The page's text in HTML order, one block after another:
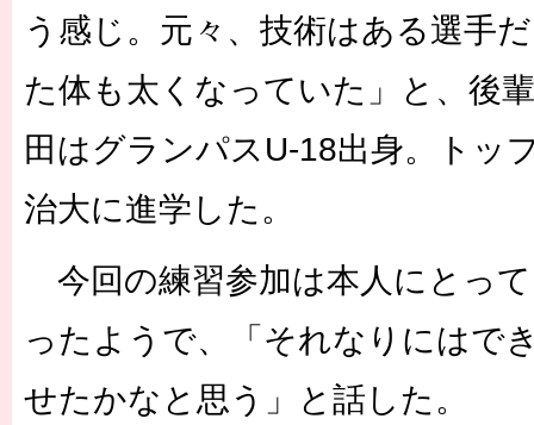
う感じ。元々、技術はある選手
た体も太くなっていた」と、後
田はグランパスU-18出身。トッ
治大に進学した。
今回の練習参加は本人にとっ
ったようで、「それなりにはで
せたかなと思う」と話した。